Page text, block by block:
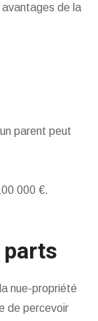
de la
parent peut
000 €.
parts
nue-propriété
de percevoir